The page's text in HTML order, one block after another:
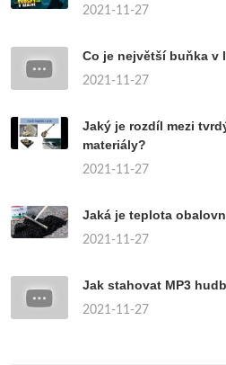
2021-11-27
Co je největší buňka v
2021-11-27
Jaký je rozdíl mezi
materiály?
2021-11-27
Jaká je teplota
2021-11-27
Jak stahovat MP3
2021-11-27